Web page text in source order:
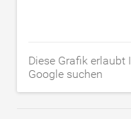
Diese Grafik erlaubt
Google suchen